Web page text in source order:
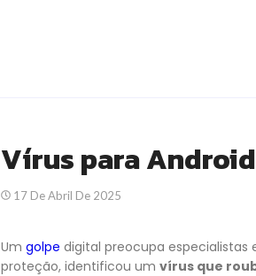
Vírus para Android
17 De Abril De 2025
Um golpe digital preocupa especialistas
proteção, identificou um vírus que